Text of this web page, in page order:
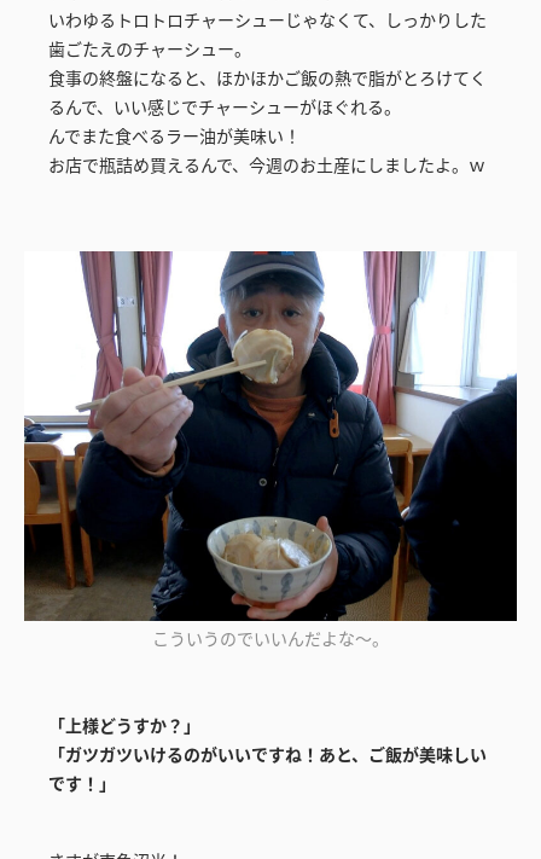
いわゆるトロトロチャーシューじゃなくて、しっかりした
歯ごたえのチャーシュー。
食事の終盤になると、ほかほかご飯の熱で脂がとろけてく
るんで、いい感じでチャーシューがほぐれる。
んでまた食べるラー油が美味い！
お店で瓶詰め買えるんで、今週のお土産にしましたよ。ｗ
こういうのでいいんだよな～。
「上様どうすか？」
「ガツガツいけるのがいいですね！あと、ご飯が美味しい
です！」